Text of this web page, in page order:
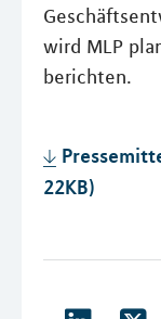
wird MLP
berichten.
22KB)